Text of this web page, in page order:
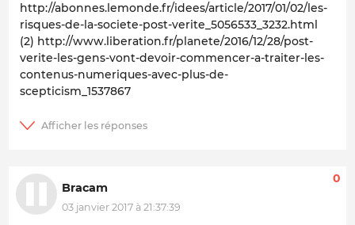
http://abonnes.lemonde.fr/idees/article/2017/01/02/les-
risques-de-la-societe-post-verite_5056533_3232.html
(2) http://www.liberation.fr/planete/2016/12/28/post-
verite-les-gens-vont-devoir-commencer-a-traiter-les-
contenus-numeriques-avec-plus-de-
scepticism_1537867
Bracam
03 janvier 2017 à 21:37:39
0